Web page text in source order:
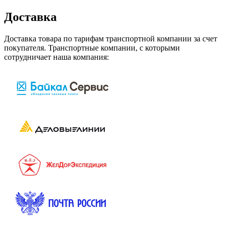
Доставка
Доставка товара по тарифам транспортной компании за счет
покупателя. Транспортные компании, с которыми
сотрудничает наша компания: